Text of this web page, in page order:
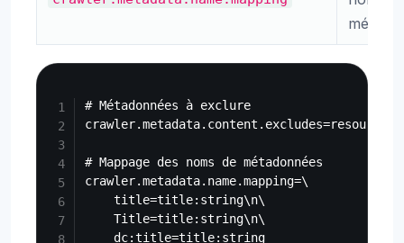
# Métadonnées à exclure
# Mappage des noms de métadonnées
crawler.metadata.name.mapping=\
    title=title:string\n\
    Title=title:string\n\